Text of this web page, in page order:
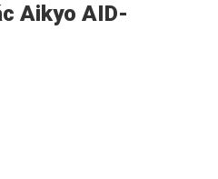
Aikyo AID-